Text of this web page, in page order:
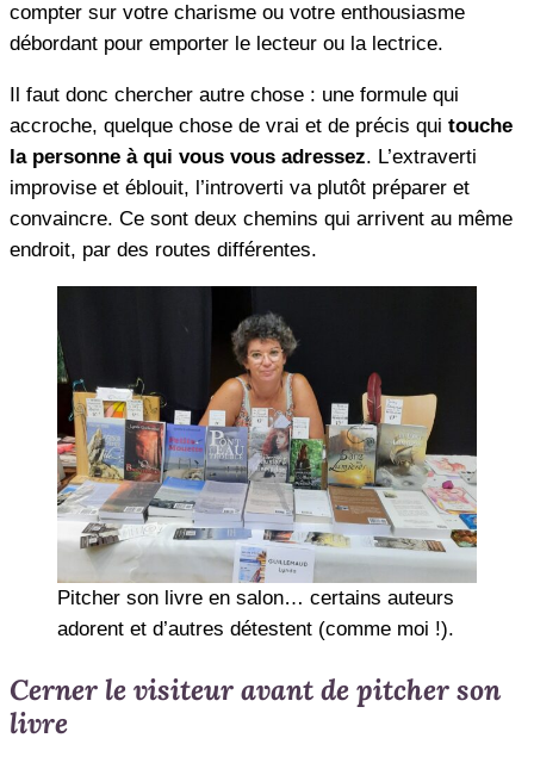
compter sur votre charisme ou votre enthousiasme
débordant pour emporter le lecteur ou la lectrice.
Il faut donc chercher autre chose : une formule qui
accroche, quelque chose de vrai et de précis qui touche
la personne à qui vous vous adressez. L’extraverti
improvise et éblouit, l’introverti va plutôt préparer et
convaincre. Ce sont deux chemins qui arrivent au même
endroit, par des routes différentes.
Pitcher son livre en salon… certains auteurs
adorent et d’autres détestent (comme moi !).
Cerner le visiteur avant de pitcher son
livre